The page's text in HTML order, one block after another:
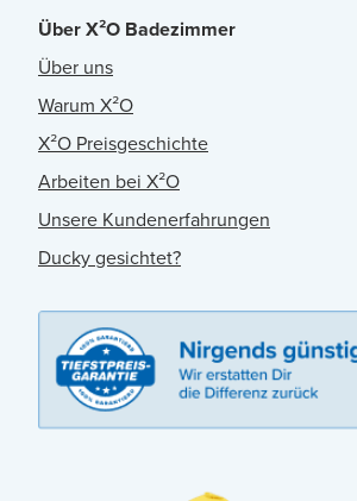
Über X²O Badezimmer
Über uns
Warum X²O
X²O Preisgeschichte
Arbeiten bei X²O
Unsere Kundenerfahrungen
Ducky gesichtet?